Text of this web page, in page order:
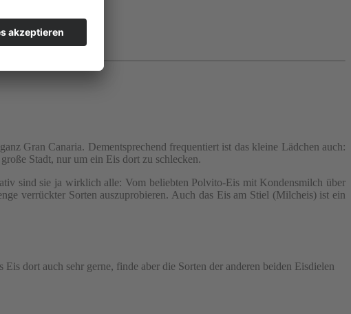
Gran Canaria. Dementsprechend frequentiert ist das kleine Lädchen auch:
Stadt, nur um ein Eis dort zu schlecken.
sind sie ja wirklich alle: Vom beliebten Polvito-Eis mit Kondensmilch über
verrückter Sorten auszuprobieren. Auch das Eis am Stiel (Milcheis) ist ein
dort auch sehr gerne, finde aber die Sorten der anderen beiden Eisdielen